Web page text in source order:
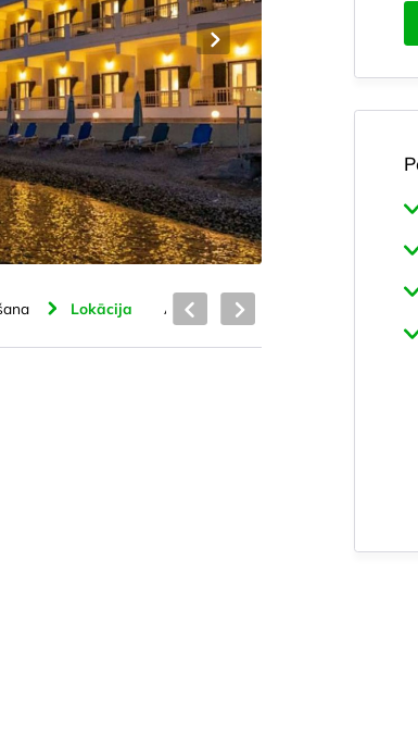
Lokācija Atrašanās vieta